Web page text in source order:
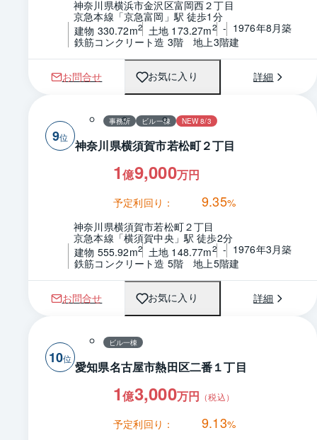
神奈川県横浜市金沢区富岡西２丁目
京急本線「京急富岡」駅 徒歩1分
建物 330.72m2 土地 173.27m2 - 1976年8月築
鉄筋コンクリート造 3階　地上3階建
お問合せ お気に入り 詳細
9
事務所 ビル一棟 NEW 8/3
神奈川県横須賀市若松町２丁目
1億9,000万円
予定利回り： 9.35%
神奈川県横須賀市若松町２丁目
京急本線「横須賀中央」駅 徒歩2分
建物 555.92m2 土地 148.77m2 - 1976年3月築
鉄筋コンクリート造 5階　地上5階建
お問合せ お気に入り 詳細
10
ビル一棟
愛知県名古屋市熱田区二番１丁目
1億3,000万円 （税込）
予定利回り： 9.13%